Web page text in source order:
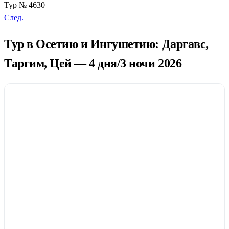
Тур № 4630
След.
Тур в Осетию и Ингушетию: Даргавс,
Таргим, Цей — 4 дня/3 ночи 2026